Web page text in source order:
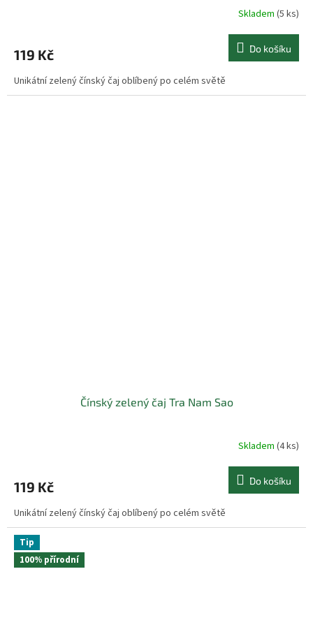
Skladem (5 ks)
119 Kč Do košíku
Unikátní zelený čínský čaj oblíbený po celém světě
Čínský zelený čaj Tra Nam Sao
Skladem (4 ks)
119 Kč Do košíku
Unikátní zelený čínský čaj oblíbený po celém světě
Tip
100% přírodní